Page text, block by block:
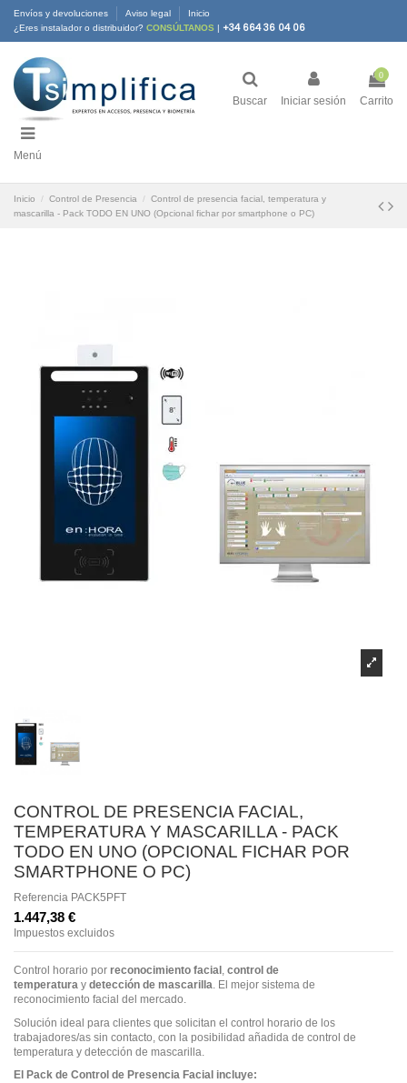
Envíos y devoluciones Aviso legal
Inicio
¿Eres instalador o distribuidor? CONSÚLTANOS | +34 664 36 04 06
Buscar Iniciar sesión
0
Carrito
Menú
Inicio Control de Presencia
Control de presencia facial, temperatura y
mascarilla - Pack TODO EN UNO (Opcional fichar por smartphone o PC)
CONTROL DE PRESENCIA FACIAL,
TEMPERATURA Y MASCARILLA - PACK
TODO EN UNO (OPCIONAL FICHAR POR
SMARTPHONE O PC)
Referencia PACK5PFT
1.447,38 €
Impuestos excluidos
Control horario por reconocimiento facial , control de
temperatura y detección de mascarilla. El mejor sistema de
reconocimiento facial del mercado.
Solución ideal para clientes que solicitan el control horario de los
trabajadores/as sin contacto, con la posibilidad añadida de control de
temperatura y detección de mascarilla.
El Pack de Control de Presencia Facial incluye: